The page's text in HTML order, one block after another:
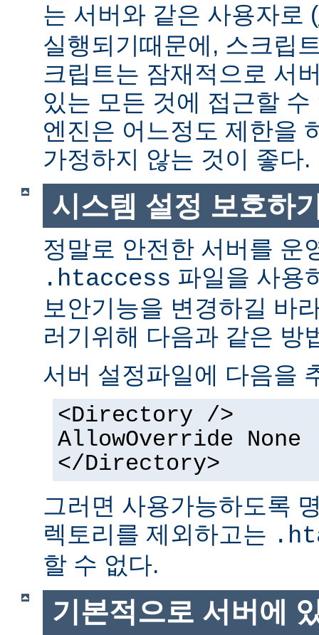
는 서버와 같은 사용자로 (
실행되기때문에, 스크립
크립트는 잠재적으로 서
있는 모든 것에 접근할
엔진은 어느정도 제한을
가정하지 않는 것이 좋다.
시스템 설정 보호하
정말로 안전한 서버를 운
.htaccess 파일을 사용
보안기능을 변경하길 바
러기위해 다음과 같은 방
서버 설정파일에 다음을
<Directory />
AllowOverride None
</Directory>
그러면 사용가능하도록
렉토리를 제외하고는
할 수 없다.
기본적으로 서버에